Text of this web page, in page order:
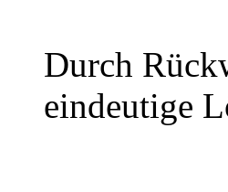
Durch
eindeutige